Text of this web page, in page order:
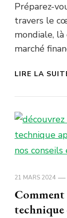
Préparez-
travers le
mondiale,
marché
LIRE LA
21 MARS 2024
Comment
technique